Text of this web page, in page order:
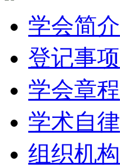
学会简介
登记事项
学会章程
学术自律
组织机构